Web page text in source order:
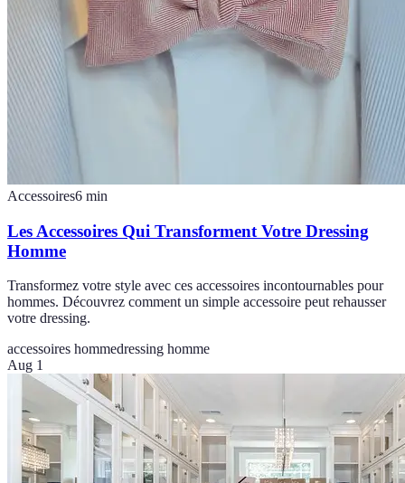
Accessoires6 min
Les Accessoires Qui Transforment Votre Dressing
Homme
Transformez votre style avec ces accessoires incontournables pour
hommes. Découvrez comment un simple accessoire peut rehausser
votre dressing.
accessoires hommedressing homme
Aug 1